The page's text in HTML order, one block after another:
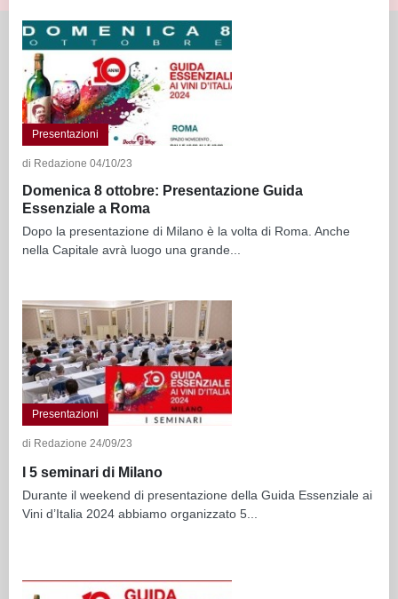
Presentazioni
di Redazione 04/10/23
Domenica 8 ottobre: Presentazione Guida
Essenziale a Roma
Dopo la presentazione di Milano è la volta di Roma. Anche
nella Capitale avrà luogo una grande...
Presentazioni
di Redazione 24/09/23
I 5 seminari di Milano
Durante il weekend di presentazione della Guida Essenziale ai
Vini d’Italia 2024 abbiamo organizzato 5...